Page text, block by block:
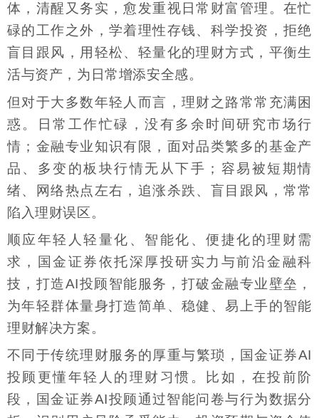
体，清醒又务实，愈发重视日常财富管理。在忙
碌的工作之外，学着理性存钱、科学投资，拒绝
盲目跟风，用轻松、轻量化的理财方式，平衡生
活与资产，为日常增添安全感。
但对于大多数年轻人而言，理财之路常常充满困
惑。日常工作忙碌，没有多余时间研究市场行
情；金融专业知识有限，面对品类繁多的基金产
品、多变的板块行情无从下手；容易被短期情
绪、网络热点左右，追涨杀跌、盲目跟风，常常
陷入理财误区。
顺应年轻人轻量化、智能化、便捷化的理财需
求，国金证券依托深厚投研实力与前沿金融科
技，打造AI投顾智能服务，打破金融专业壁垒，
为年轻群体量身打造简单、稳健、易上手的智能
理财解决方案。
不同于传统理财服务的厚重与繁琐，国金证券AI
投顾更懂年轻人的理财习惯。比如，在投前阶
段，国金证券AI投顾通过智能问卷与行为数据分